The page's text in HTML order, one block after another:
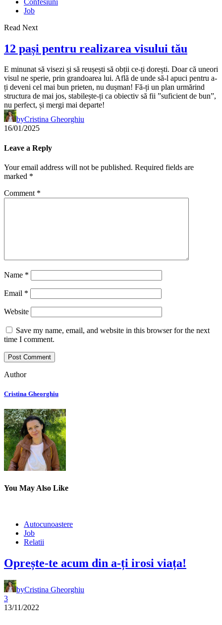
Job
Read Next
12 pași pentru realizarea visului tău
E minunat să visezi și să reușești să obții ce-ți dorești. Doar că uneori
visul ne sperie, prin grandoarea lui. Află de unde să-l apuci pentru a-
ți deveni cel mai bun prieten, nu dușman! Fă-ți un plan urmărind
structura de mai jos, stabilește-ți ca obiectiv să fii ”suficient de bun”,
nu perfect, și mergi mai departe!
byCristina Gheorghiu
16/01/2025
Leave a Reply
Your email address will not be published. Required fields are
marked *
Comment *
Name *
Email *
Website
Save my name, email, and website in this browser for the next
time I comment.
Author
Cristina Gheorghiu
You May Also Like
Autocunoastere
Job
Relatii
Oprește-te acum din a-ți irosi viața!
byCristina Gheorghiu
3
13/11/2022